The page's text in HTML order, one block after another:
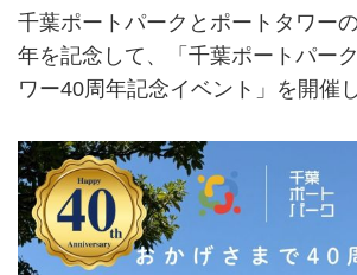
千葉ポートパークとポートタワー
年を記念して、「千葉ポートパー
ワー40周年記念イベント」を開催